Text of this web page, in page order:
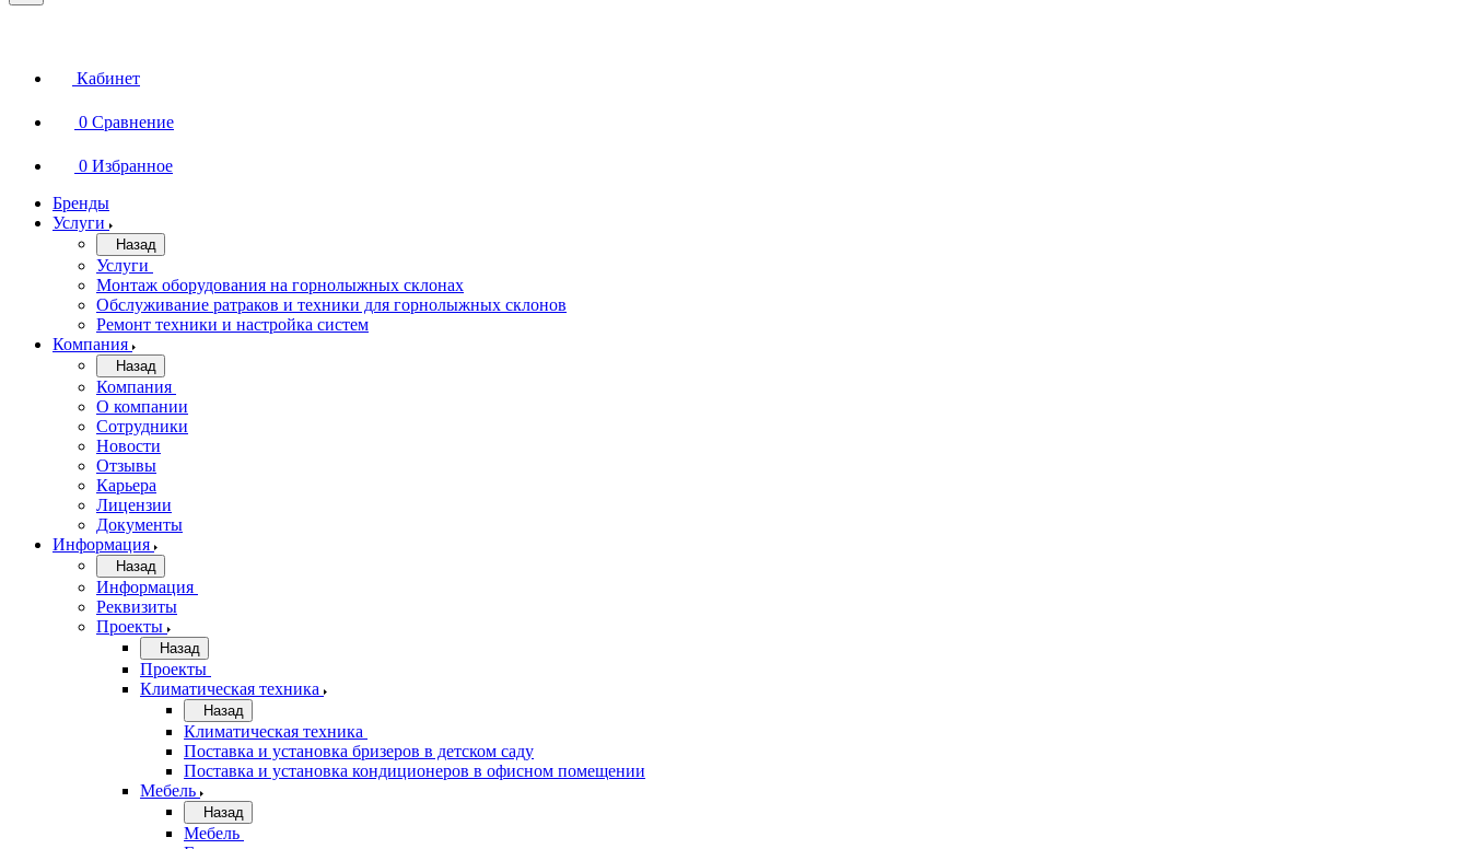
Кабинет
0 Сравнение
0 Избранное
Бренды
Услуги
Назад
Услуги
Монтаж оборудования на горнолыжных склонах
Обслуживание ратраков и техники для горнолыжных склонов
Ремонт техники и настройка систем
Компания
Назад
Компания
О компании
Сотрудники
Новости
Отзывы
Карьера
Лицензии
Документы
Информация
Назад
Информация
Реквизиты
Проекты
Назад
Проекты
Климатическая техника
Назад
Климатическая техника
Поставка и установка бризеров в детском саду
Поставка и установка кондиционеров в офисном помещении
Мебель
Назад
Мебель